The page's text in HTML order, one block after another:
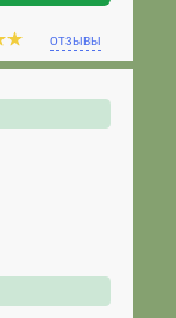
отзывы